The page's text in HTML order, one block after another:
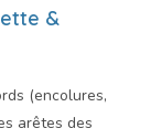
&
(encolures,
arêtes des